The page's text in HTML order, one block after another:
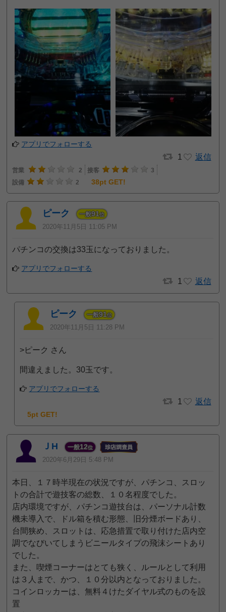
アプリでフォローする
1 返信
営業 2 接客
3
設備
2 38pt GET!
ピーク 一般91位
2020年11月5日 11:05 PM
パチンコの交換は33玉になっておりました。
アプリでフォローする
1 返信
ピーク 一般91位
2020年11月5日 11:28 PM
>ピーク さん
間違えました。30玉です。
アプリでフォローする
1 返信
5pt GET!
ＪH 一般12位
2020年6月29日 5:48 PM
本日、１７時半現在の状況ですが、パチンコ、スロッ
トの合計で遊技客の総数、１０名程度でした。
店内環境ですが、パチンコ遊技台は、パーソナル計数
機未導入で、ドル箱を積む形態、旧分煙ボードあり、
台間狭め、スロットは、応急措置で取り付けた店内空
調でなびいてしまうビニールタイプの飛沫シートあり
でした。
また、喫煙コーナーはとても狭く、ルールとして利用
は３人まで、かつ、１０分以内となっておりました。
コインロッカーは、無料４けたダイヤル式のものを設
置